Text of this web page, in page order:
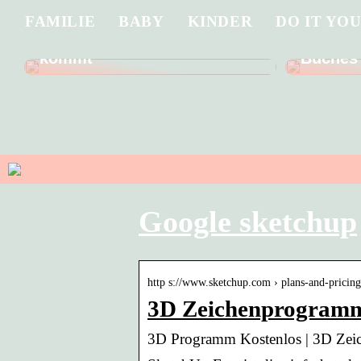
FAMILIE BABY KINDER DO IT
Was Sie wissen müssen,
kommt
Buches
Google sketchup
http s://www.sketchup.com › plans-and-
3D
3D Programm Kostenlos | 3D